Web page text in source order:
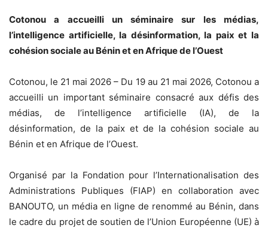
Cotonou a accueilli un séminaire sur les médias,
l’intelligence artificielle, la désinformation, la paix et la
cohésion sociale au Bénin et en Afrique de l’Ouest
Cotonou, le 21 mai 2026 – Du 19 au 21 mai 2026, Cotonou a
accueilli un important séminaire consacré aux défis des
médias, de l’intelligence artificielle (IA), de la
désinformation, de la paix et de la cohésion sociale au
Bénin et en Afrique de l’Ouest.
Organisé par la Fondation pour l’Internationalisation des
Administrations Publiques (FIAP) en collaboration avec
BANOUTO, un média en ligne de renommé au Bénin, dans
le cadre du projet de soutien de l’Union Européenne (UE) à